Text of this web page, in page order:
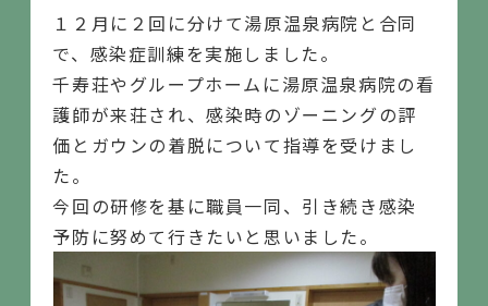
１２月に２回に分けて湯原温泉病院と合同
で、感染症訓練を実施しました。
千寿荘やグループホームに湯原温泉病院の看
護師が来荘され、感染時のゾーニングの評
価とガウンの着脱について指導を受けまし
た。
今回の研修を基に職員一同、引き続き感染
予防に努めて行きたいと思いました。